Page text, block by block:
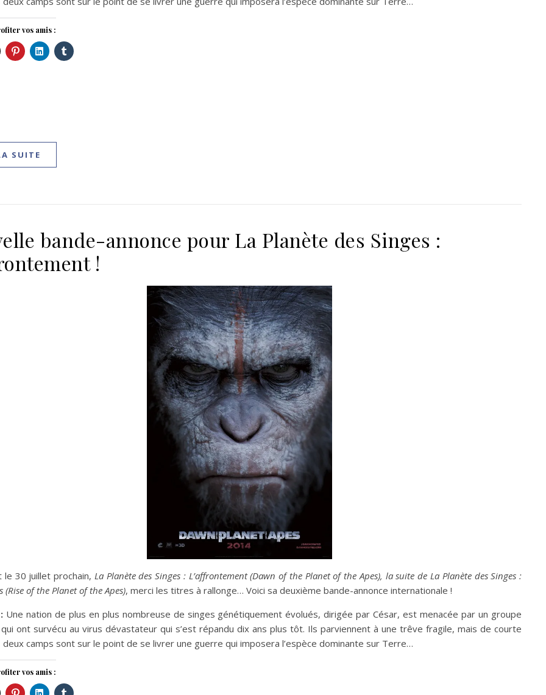
vos amis :
SUITE
bande-annonce pour La Planète des Singes :
!
le 30 juillet prochain, La Planète des Singes : L’affrontement (Dawn of the Planet of the Apes), la suite de La Planète des Singes :
(Rise of the Planet of the Apes), merci les titres à rallonge… Voici sa deuxième bande-annonce internationale !
Une nation de plus en plus nombreuse de singes génétiquement évolués, dirigée par César, est menacée par un groupe
qui ont survécu au virus dévastateur qui s’est répandu dix ans plus tôt. Ils parviennent à une trêve fragile, mais de courte
deux camps sont sur le point de se livrer une guerre qui imposera l’espèce dominante sur Terre…
vos amis :